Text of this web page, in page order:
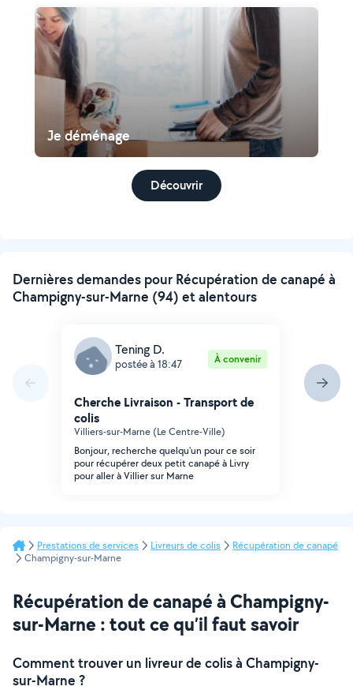
Je déménage
Découvrir
Dernières demandes pour Récupération de canapé à
Champigny-sur-Marne (94) et alentours
Tening D.
postée à 18:47 À convenir
Cherche Livraison - Transport de
colis
Villiers-sur-Marne (Le Centre-Ville)
Bonjour, recherche quelqu'un pour ce soir
pour récupérer deux petit canapé à Livry
pour aller à Villier sur Marne
Prestations de services Livreurs de colis
Récupération de canapé
Champigny-sur-Marne
Récupération de canapé à Champigny-
sur-Marne : tout ce qu’il faut savoir
Comment trouver un livreur de colis à Champigny-
sur-Marne ?